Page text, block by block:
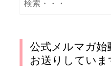
索
公式メルマガ始
お送りしていま